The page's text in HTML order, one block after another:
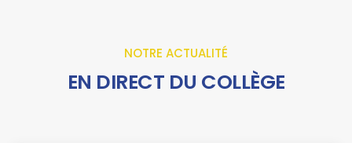
NOTRE ACTUALITÉ
EN DIRECT DU COLLÈGE